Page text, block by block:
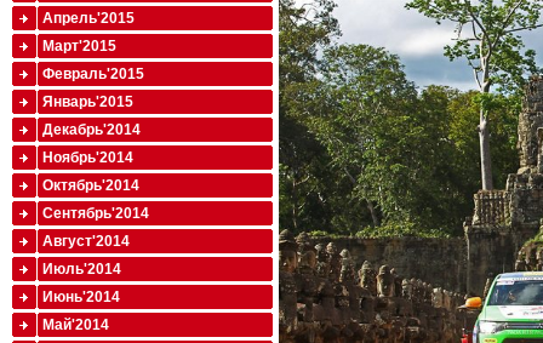
Апрель'2015
Март'2015
Февраль'2015
Январь'2015
Декабрь'2014
Ноябрь'2014
Октябрь'2014
Сентябрь'2014
Август'2014
Июль'2014
Июнь'2014
Май'2014